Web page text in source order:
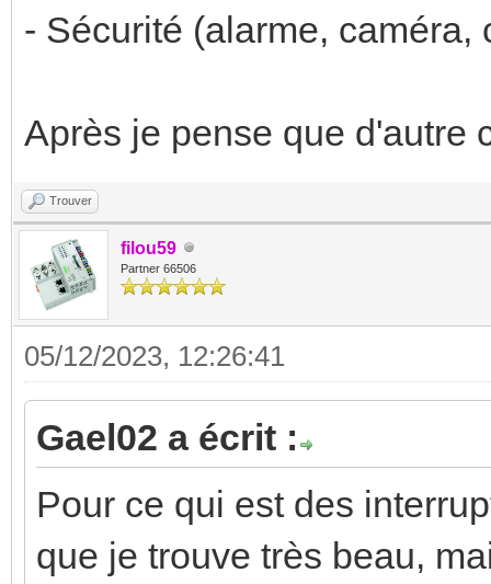
- Sécurité (alarme, caméra,
Après je pense que d'autre
Trouver
filou59
Partner 66506
05/12/2023, 12:26:41
Gael02 a écrit :
Pour ce qui est des
que je trouve très beau,